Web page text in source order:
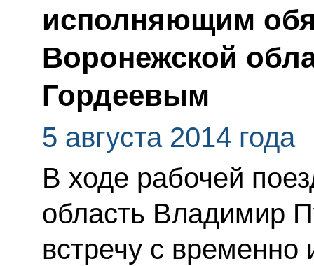
исполняющим
Воронежской
Гордеевым
5 августа 2014 года
В ходе рабочей
область Владимир
встречу с